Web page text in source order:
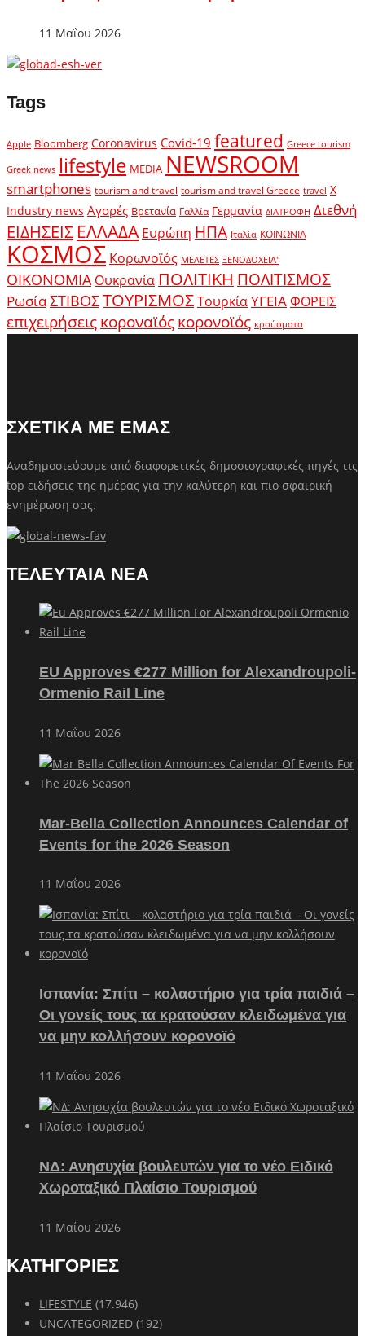
11 Μαΐου 2026
Tags
Apple Bloomberg Coronavirus Covid-19 featured Greece tourism
Greek news lifestyle MEDIA NEWSROOM
smartphones tourism and travel tourism and travel Greece travel X
Industry news Αγορές Βρετανία Γαλλία Γερμανία ΔΙΑΤΡΟΦΗ Διεθνή
ΕΙΔΗΣΕΙΣ ΕΛΛΑΔΑ Ευρώπη ΗΠΑ Ιταλία ΚΟΙΝΩΝΙΑ
ΚΟΣΜΟΣ Κορωνοϊός ΜΕΛΕΤΕΣ ΞΕΝΟΔΟΧΕΙΑ"
ΟΙΚΟΝΟΜΙΑ Ουκρανία ΠΟΛΙΤΙΚΗ ΠΟΛΙΤΙΣΜΟΣ
ΡωσίαΣΤΙΒΟΣΤΟΥΡΙΣΜΟΣΤουρκίαΥΓΕΙΑΦΟΡΕΙΣ
επιχειρήσειςκοροναϊόςκορονοϊός κρούσματα
ΣΧΕΤΙΚΑ ΜΕ ΕΜΑΣ
Αναδημοσιεύουμε από διαφορετικές δημοσιογραφικές πηγές τις
top ειδήσεις της ημέρας για την καλύτερη και πιο σφαιρική
ενημέρωση σας.
ΤΕΛΕΥΤΑΙΑ ΝΕΑ
EU Approves €277 Million for Alexandroupoli-
Ormenio Rail Line
11 Μαΐου 2026
Mar-Bella Collection Announces Calendar of
Events for the 2026 Season
11 Μαΐου 2026
Ισπανία: Σπίτι – κολαστήριο για τρία παιδιά –
Οι γονείς τους τα κρατούσαν κλειδωμένα για
να μην κολλήσουν κορονοϊό
11 Μαΐου 2026
ΝΔ: Ανησυχία βουλευτών για το νέο Ειδικό
Χωροταξικό Πλαίσιο Τουρισμού
11 Μαΐου 2026
ΚΑΤΗΓΟΡΙΕΣ
LIFESTYLE (17.946)
UNCATEGORIZED (192)